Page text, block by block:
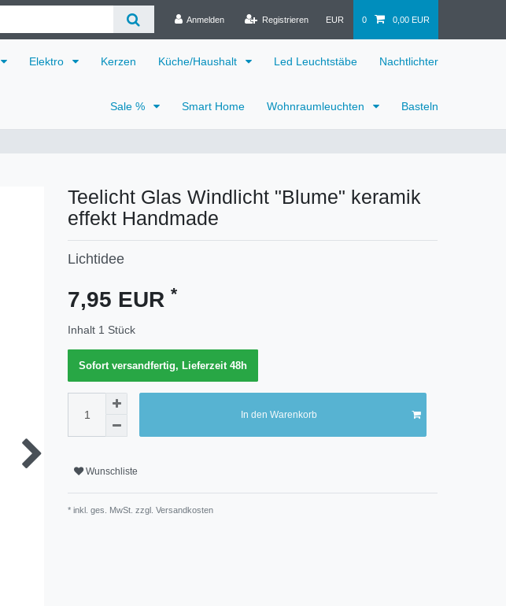
Anmelden Registrieren EUR 0 0,00 EUR
Elektro Kerzen Küche/Haushalt Led Leuchtstäbe Nachtlichter
Sale % Smart Home Wohnraumleuchten Basteln
Teelicht Glas Windlicht "Blume" keramik
effekt Handmade
Lichtidee
Technisches
Merkmal
Wert
7,95 EUR *
Inhalt 1 Stück
Sofort versandfertig, Lieferzeit 48h
In den Warenkorb
Wunschliste
* inkl. ges. MwSt. zzgl. Versandkosten